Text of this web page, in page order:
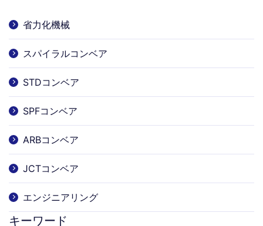
省力化機械
スパイラルコンベア
STDコンベア
SPFコンベア
ARBコンベア
JCTコンベア
エンジニアリング
キーワード